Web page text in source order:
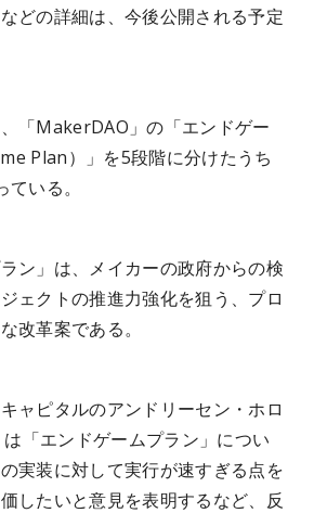
どの詳細は、今後公開される予定
「MakerDAO」の「エンドゲー
Plan）」を5段階に分けたうち
ている。
ン」は、メイカーの政府からの検
ェクトの推進力強化を狙う、プロ
改革案である。
ャピタルのアンドリーセン・ホロ
「エンドゲームプラン」につい
実装に対して実行が速すぎる点を
したいと意見を表明するなど、反